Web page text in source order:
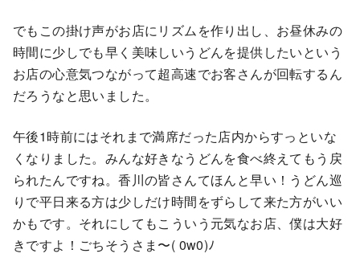
でもこの掛け声がお店にリズムを作り出し、お昼休みの
時間に少しでも早く美味しいうどんを提供したいという
お店の心意気つながって超高速でお客さんが回転するん
だろうなと思いました。
午後1時前にはそれまで満席だった店内からすっといな
くなりました。みんな好きなうどんを食べ終えてもう戻
られたんですね。香川の皆さんてほんと早い！うどん巡
りで平日来る方は少しだけ時間をずらして来た方がいい
かもです。それにしてもこういう元気なお店、僕は大好
きですよ！ごちそうさま〜( 0w0)ﾉ